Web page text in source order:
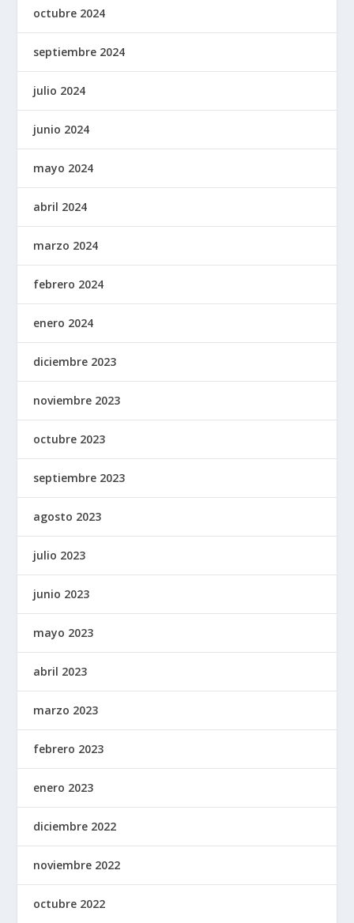
octubre 2024
septiembre 2024
julio 2024
junio 2024
mayo 2024
abril 2024
marzo 2024
febrero 2024
enero 2024
diciembre 2023
noviembre 2023
octubre 2023
septiembre 2023
agosto 2023
julio 2023
junio 2023
mayo 2023
abril 2023
marzo 2023
febrero 2023
enero 2023
diciembre 2022
noviembre 2022
octubre 2022